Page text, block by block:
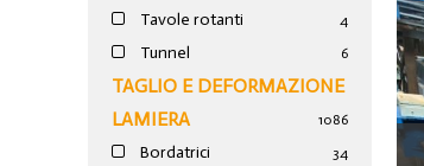
Tavole rotanti 4
Tunnel 6
TAGLIO E DEFORMAZIONE
LAMIERA
1086
Bordatrici 34